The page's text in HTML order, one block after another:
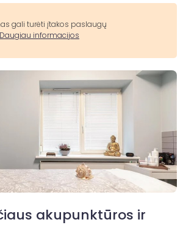
gali turėti įtakos paslaugų
Daugiau informacijos
akupunktūros ir